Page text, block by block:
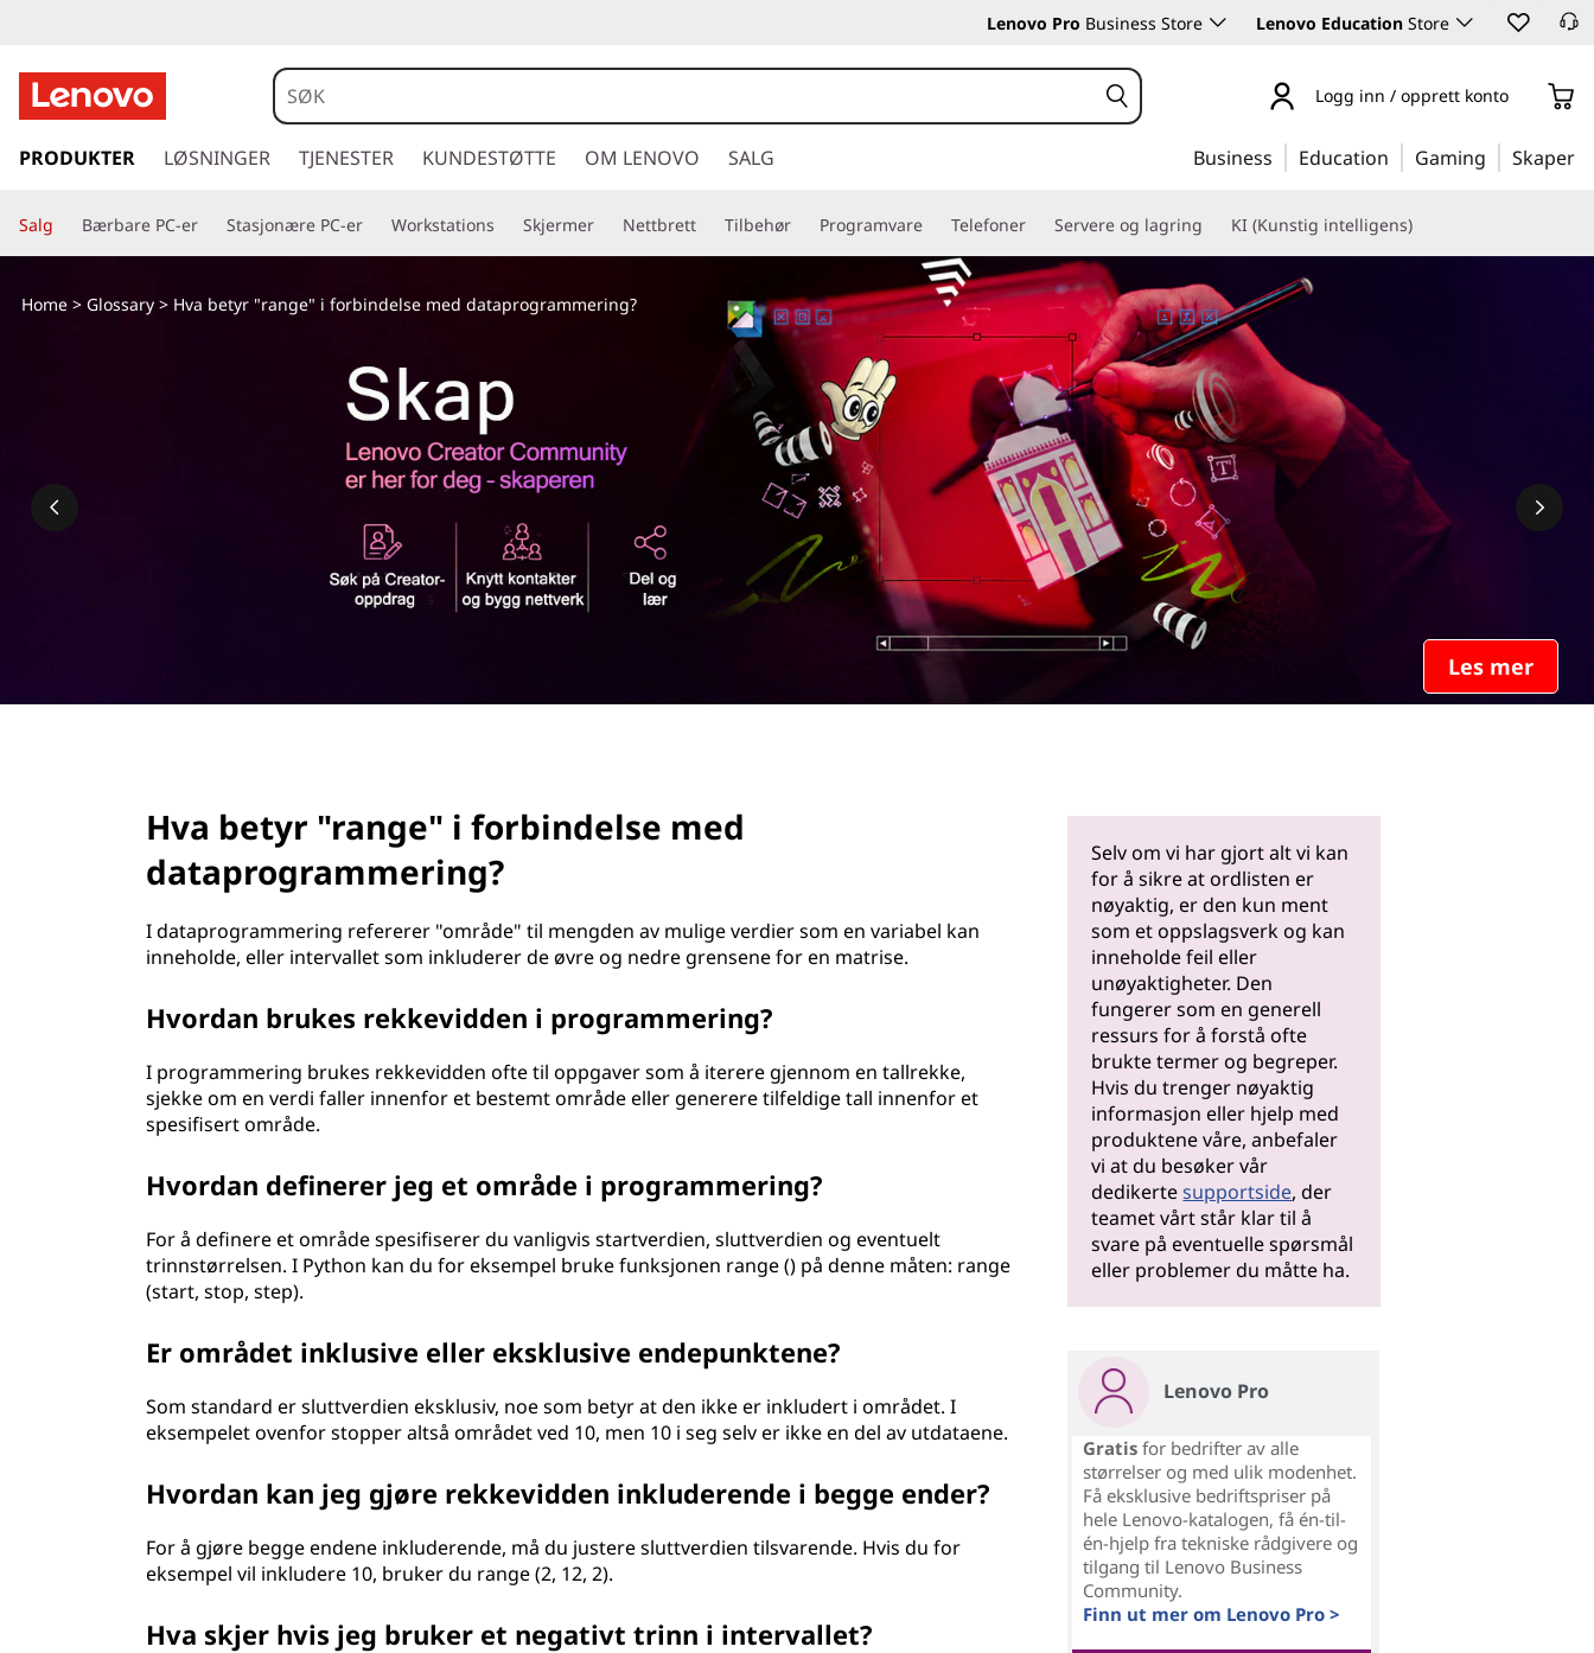
Lenovo Pro Business Store Lenovo Education Store
å
l
h
v
Logg inn / opprett konto
PRODUKTER LØSNINGER TJENESTER KUNDESTØTTE OM LENOVO SALG Business Education Gaming Skaper
Salg Bærbare PC-er Stasjonære PC-er Workstations Skjermer Nettbrett Tilbehør Programvare Telefoner Servere og lagring KI (Kunstig intelligens)
Les mer
Home > Glossary > Hva betyr "range" i forbindelse med dataprogrammering?
Hva betyr "range" i forbindelse med
dataprogrammering?
I dataprogrammering refererer "område" til mengden av mulige verdier som en variabel kan
inneholde, eller intervallet som inkluderer de øvre og nedre grensene for en matrise.
Hvordan brukes rekkevidden i programmering?
I programmering brukes rekkevidden ofte til oppgaver som å iterere gjennom en tallrekke,
sjekke om en verdi faller innenfor et bestemt område eller generere tilfeldige tall innenfor et
spesifisert område.
Hvordan definerer jeg et område i programmering?
For å definere et område spesifiserer du vanligvis startverdien, sluttverdien og eventuelt
trinnstørrelsen. I Python kan du for eksempel bruke funksjonen range () på denne måten: range
(start, stop, step).
Er området inklusive eller eksklusive endepunktene?
Som standard er sluttverdien eksklusiv, noe som betyr at den ikke er inkludert i området. I
eksempelet ovenfor stopper altså området ved 10, men 10 i seg selv er ikke en del av utdataene.
Hvordan kan jeg gjøre rekkevidden inkluderende i begge ender?
For å gjøre begge endene inkluderende, må du justere sluttverdien tilsvarende. Hvis du for
eksempel vil inkludere 10, bruker du range (2, 12, 2).
Hva skjer hvis jeg bruker et negativt trinn i intervallet?
Selv om vi har gjort alt vi kan
for å sikre at ordlisten er
nøyaktig, er den kun ment
som et oppslagsverk og kan
inneholde feil eller
unøyaktigheter. Den
fungerer som en generell
ressurs for å forstå ofte
brukte termer og begreper.
Hvis du trenger nøyaktig
informasjon eller hjelp med
produktene våre, anbefaler
vi at du besøker vår
dedikertesupportside, der
teamet vårt står klar til å
svare på eventuelle spørsmål
eller problemer du måtte ha.
Lenovo Pro
Gratis for bedrifter av alle
størrelser og med ulik modenhet.
Få eksklusive bedriftspriser på
hele Lenovo-katalogen, få én-til-
én-hjelp fra tekniske rådgivere og
tilgang til Lenovo Business
Community.
Finn ut mer om Lenovo Pro >